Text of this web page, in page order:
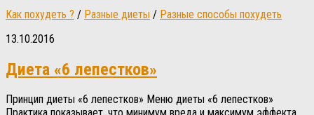
Как похудеть ? / Разные диеты / Разные способы похудеть
13.10.2016
Диета «6 лепестков»
Принцип диеты «6 лепестков» Меню диеты «6 лепестков»